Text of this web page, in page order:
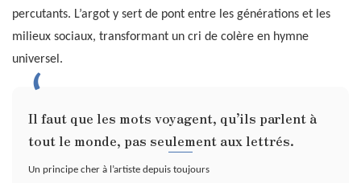
percutants. L’argot y sert de pont entre les générations et les
milieux sociaux, transformant un cri de colère en hymne
universel.
Il faut que les mots voyagent, qu’ils parlent à
tout le monde, pas seulement aux lettrés.
Un principe cher à l’artiste depuis toujours